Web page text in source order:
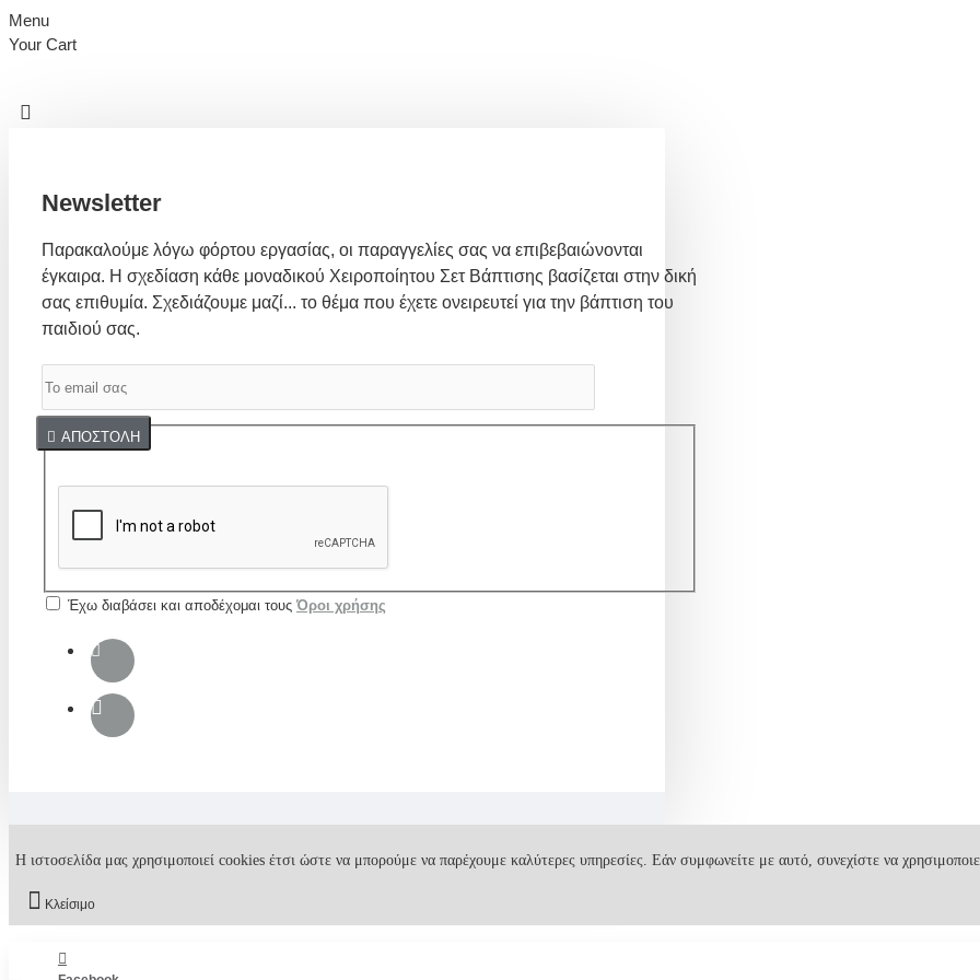
Menu
Your Cart
Newsletter
Παρακαλούμε λόγω φόρτου εργασίας, οι παραγγελίες σας να επιβεβαιώνονται
έγκαιρα. Η σχεδίαση κάθε μοναδικού Χειροποίητου Σετ Βάπτισης βασίζεται στην δική
σας επιθυμία. Σχεδιάζουμε μαζί... το θέμα που έχετε ονειρευτεί για την βάπτιση του
παιδιού σας.
ΑΠΟΣΤΟΛΉ
Captcha
Έχω διαβάσει και αποδέχομαι τους Όροι χρήσης
Η ιστοσελίδα μας χρησιμοποιεί cookies έτσι ώστε να μπορούμε να παρέχουμε καλύτερες υπηρεσίες. Εάν συμφωνείτε με αυτό, συνεχίστε να
Κλείσιμο